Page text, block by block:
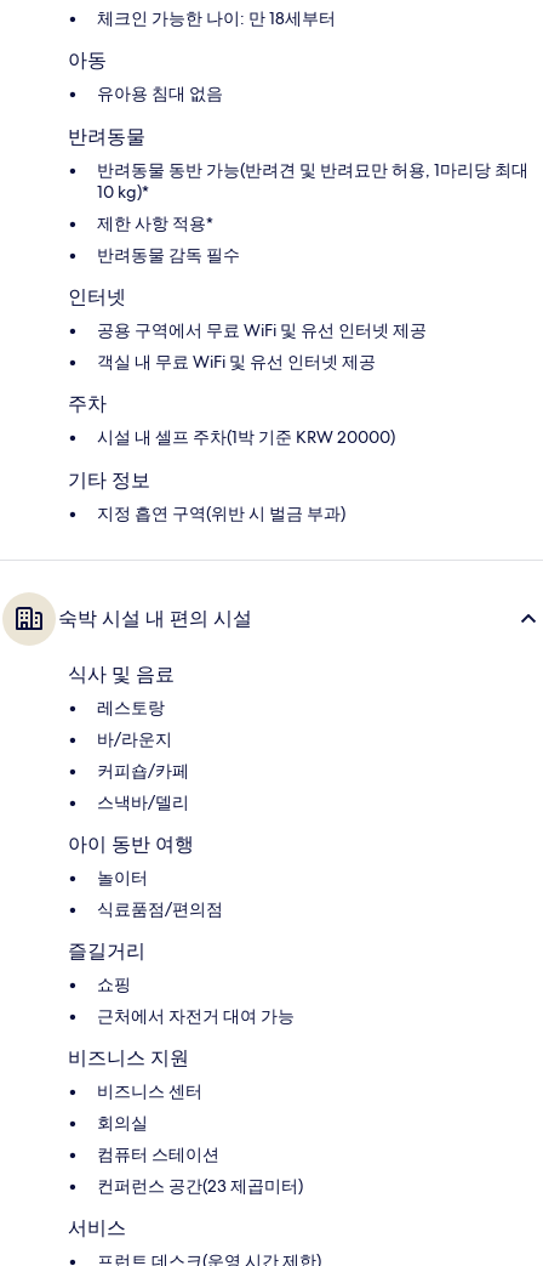
체크인 가능한 나이: 만 18세부터
아동
유아용 침대 없음
반려동물
반려동물 동반 가능(반려견 및 반려묘만 허용, 1마리당 최대
10 kg)*
제한 사항 적용*
반려동물 감독 필수
인터넷
공용 구역에서 무료 WiFi 및 유선 인터넷 제공
객실 내 무료 WiFi 및 유선 인터넷 제공
주차
시설 내 셀프 주차(1박 기준 KRW 20000)
기타 정보
지정 흡연 구역(위반 시 벌금 부과)
숙박 시설 내 편의 시설
식사 및 음료
레스토랑
바/라운지
커피숍/카페
스낵바/델리
아이 동반 여행
놀이터
식료품점/편의점
즐길거리
쇼핑
근처에서 자전거 대여 가능
비즈니스 지원
비즈니스 센터
회의실
컴퓨터 스테이션
컨퍼런스 공간(23 제곱미터)
서비스
프런트 데스크(운영 시간 제한)